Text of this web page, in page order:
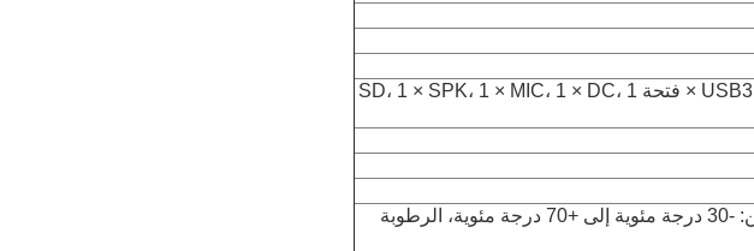
4 × USB3.0، 2 × USB2.0، 2 × LAN، 1 × HDMI، 1 × DP، 1 × Type-C، 1 × COM، 1 × فتحة SD، 1 × SPK، 1 × MIC، 1 × DC، 1
درجة حرارة التشغيل: -20 درجة مئوية إلى +60 درجة مئوية، درجة حرارة التخزين: -30 درجة مئوية إلى +70 درجة مئوية، الرطوبة